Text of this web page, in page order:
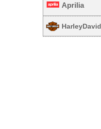
Aprilia